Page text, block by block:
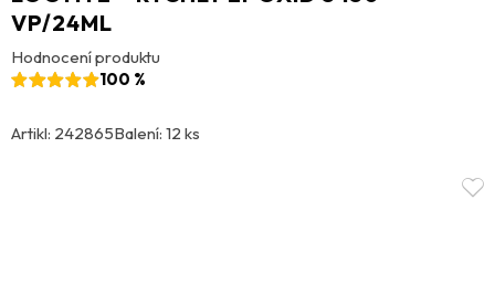
VP/24ML
Hodnocení produktu
100 %
Artikl: 242865Balení: 12 ks